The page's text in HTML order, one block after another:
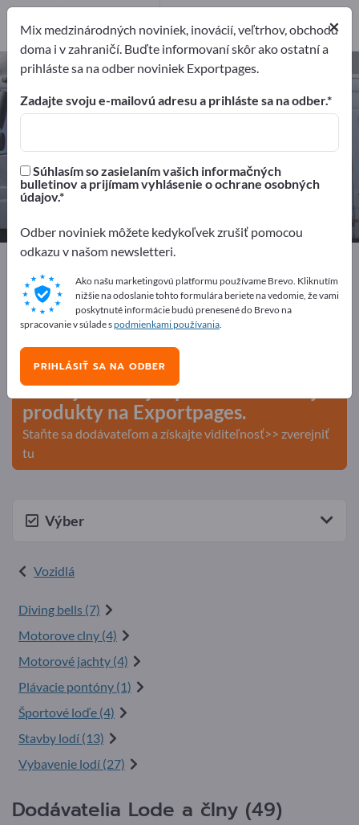
Lode a člny – nájdite výrobcov a
dodávateľov
Distribútorov Poskytovateľ služieb
Distribútorov2
Poskytovateľ služieb1
Exportpages Vozidlá Lode a člny
Inzerujte zadarmo na Exportpages!
Potreby – Ponuky – Použité tovary – Obchodné
kontakty >> začnite tu
Zverejnite svoju spoločnosť a svoje
produkty na Exportpages.
Staňte sa dodávateľom a získajte viditeľnosť>> zverejniť
tu
Výber
Vozidlá
Diving bells (7)
Motorove clny (4)
Motorové jachty (4)
Plávacie pontóny (1)
Športové loďe (4)
Stavby lodí (13)
Vybavenie lodí (27)
Dodávatelia Lode a člny (49)
×
Mix medzinárodných noviniek, inovácií, veľtrhov, obchodu
doma i v zahraničí. Buďte informovaní skôr ako ostatní a
prihláste sa na odber noviniek Exportpages.
Zadajte svoju e-mailovú adresu a prihláste sa na odber.
Súhlasím so zasielaním vašich informačných
bulletinov a prijímam vyhlásenie o ochrane osobných
údajov.
Odber noviniek môžete kedykoľvek zrušiť pomocou
odkazu v našom newsletteri.
Ako našu marketingovú platformu používame Brevo. Kliknutím
nižšie na odoslanie tohto formulára beriete na vedomie, že vami
poskytnuté informácie budú prenesené do Brevo na
spracovanie v súlade spodmienkami používania.
PRIHLÁSIŤ SA NA ODBER